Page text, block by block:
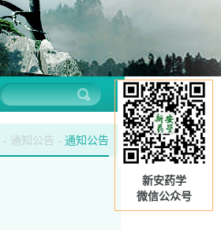
新安药学
微信公众号
- 通知公告 - 通知公告